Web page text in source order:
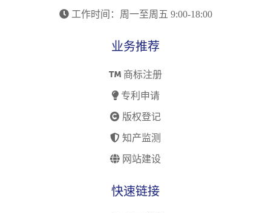
工作时间：周一至周五 9:00-18:00
业务推荐
商标注册
专利申请
版权登记
知产监测
网站建设
快速链接